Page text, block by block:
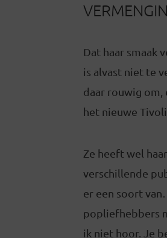
Dat haar smaak
is alvast niet te
daar rouwig om,
het nieuwe
Ze heeft wel
verschillende
er een soort
popliefhebbers
ik niet hoor. Je